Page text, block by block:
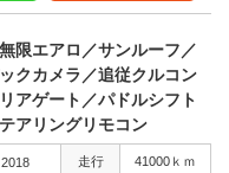
限エアロ／サンルーフ／
クカメラ／追従クルコン
アゲート／パドルシフト
アリングリモコン
2018 走行 41000ｋｍ